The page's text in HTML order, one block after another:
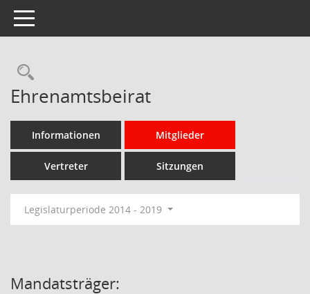
Toggle navigation
Rechercheauswahl
Ehrenamtsbeirat
Informationen Mitglieder
Vertreter Sitzungen
Legislaturperiode 2014 - 2019
Mandatsträger: